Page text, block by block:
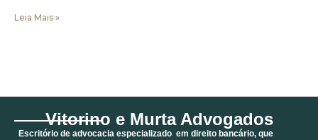
Leia Mais »
Vitorino e Murta Advogados
Escritório de advocacia especializado em direito bancário, que